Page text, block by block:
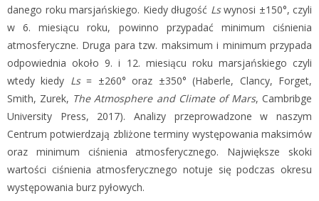
danego roku marsjańskiego. Kiedy długość Lswynosi ±150°, czyli
w 6. miesiącu roku, powinno przypadać minimum ciśnienia
atmosferyczne. Druga para tzw. maksimum i minimum przypada
odpowiednia około 9. i 12. miesiącu roku marsjańskiego czyli
wtedy kiedy Ls= ±260° oraz ±350° (Haberle, Clancy, Forget,
Smith, Zurek, The Atmosphere and Climate of Mars, Cambribge
University Press, 2017). Analizy przeprowadzone w naszym
Centrum potwierdzają zbliżone terminy występowania maksimów
oraz minimum ciśnienia atmosferycznego. Największe skoki
wartości ciśnienia atmosferycznego notuje się podczas okresu
występowania burz pyłowych.